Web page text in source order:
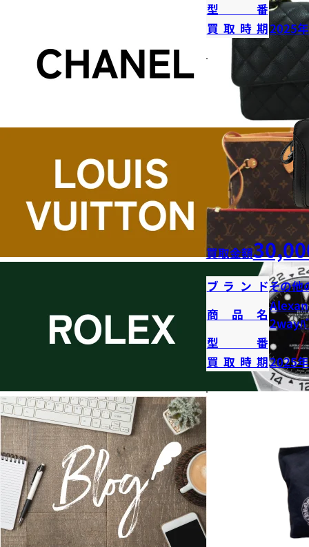
型番
買取時期2025
買取金額
ブランドその他
商品名
2wayﾊ
型番
買取時期2025